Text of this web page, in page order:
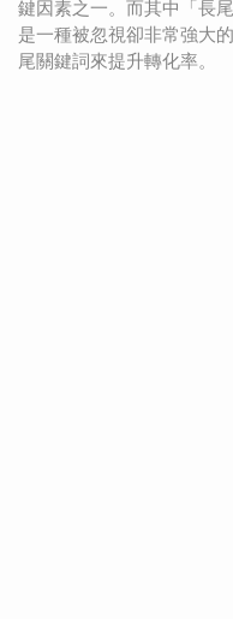
鍵因素之一。而其中「長
是一種被忽視卻非常強大
尾關鍵詞來提升轉化率。